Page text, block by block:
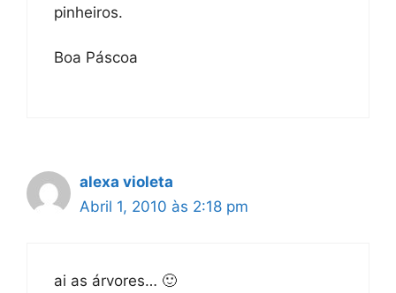
pinheiros.
Boa Páscoa
alexa violeta
Abril 1, 2010 às 2:18 pm
ai as árvores… 🙂